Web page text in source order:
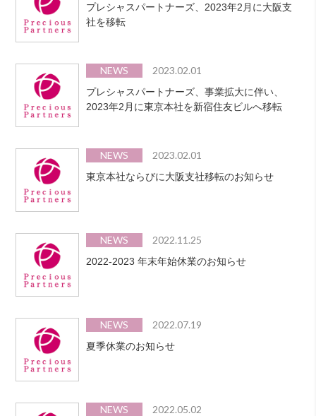
プレシャスパートナーズ、2023年2月に大阪支
社を移転
NEWS 2023.02.01
プレシャスパートナーズ、事業拡大に伴い、
2023年2月に東京本社を新宿住友ビルへ移転
NEWS 2023.02.01
東京本社ならびに大阪支社移転のお知らせ
NEWS 2022.11.25
2022-2023 年末年始休業のお知らせ
NEWS 2022.07.19
夏季休業のお知らせ
NEWS 2022.05.02